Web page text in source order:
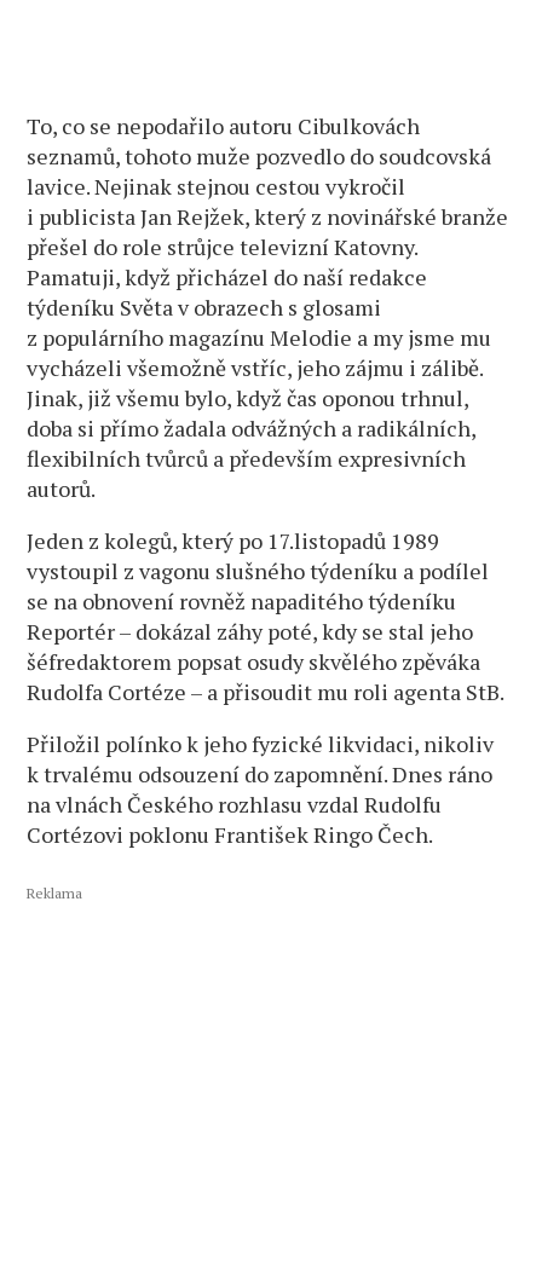
To, co se nepodařilo autoru Cibulkovách
seznamů, tohoto muže pozvedlo do soudcovská
lavice. Nejinak stejnou cestou vykročil
i publicista Jan Rejžek, který z novinářské branže
přešel do role strůjce televizní Katovny.
Pamatuji, když přicházel do naší redakce
týdeníku Světa v obrazech s glosami
z populárního magazínu Melodie a my jsme mu
vycházeli všemožně vstříc, jeho zájmu i zálibě.
Jinak, již všemu bylo, když čas oponou trhnul,
doba si přímo žadala odvážných a radikálních,
flexibilních tvůrců a především expresivních
autorů.
Jeden z kolegů, který po 17.listopadů 1989
vystoupil z vagonu slušného týdeníku a podílel
se na obnovení rovněž napaditého týdeníku
Reportér – dokázal záhy poté, kdy se stal jeho
šéfredaktorem popsat osudy skvělého zpěváka
Rudolfa Cortéze – a přisoudit mu roli agenta StB.
Přiložil polínko k jeho fyzické likvidaci, nikoliv
k trvalému odsouzení do zapomnění. Dnes ráno
na vlnách Českého rozhlasu vzdal Rudolfu
Cortézovi poklonu František Ringo Čech.
Reklama